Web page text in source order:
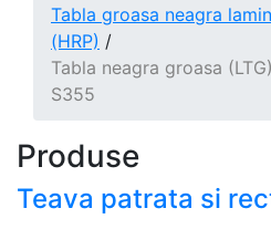
Tabla groasa neagra
(HRP) /
Tabla neagra groasa
S355
Produse
Teava patrata si